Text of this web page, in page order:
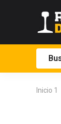
Inicio 1